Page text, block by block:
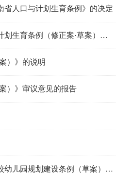
省人口与计划生育条例》的决定
湖南省人民政府关于提请审议《湖南省人口与计划生育条例（修正案·草案）》的议案
）》的说明
）》审议意见的报告
湖南省人民政府关于提请审议《湖南省中小学校幼儿园规划建设条例（草案）》的议案